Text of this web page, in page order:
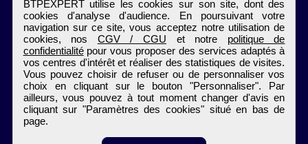
BTPEXPERT utilise les cookies sur son site, dont des
cookies d'analyse d'audience. En poursuivant votre
navigation sur ce site, vous acceptez notre utilisation de
cookies, nos CGV / CGU et notre politique de
confidentialitépour vous proposer des services adaptés à
vos centres d'intérêt et réaliser des statistiques de visites.
Vous pouvez choisir de refuser ou de personnaliser vos
choix en cliquant sur le bouton "Personnaliser". Par
ailleurs, vous pouvez à tout moment changer d'avis en
cliquant sur "Paramètres des cookies" situé en bas de
page.